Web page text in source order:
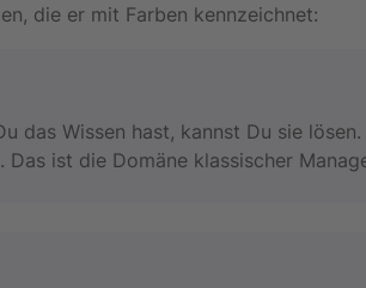
die er mit Farben kennzeichnet:
das Wissen hast, kannst Du sie
ist die Domäne klassischer